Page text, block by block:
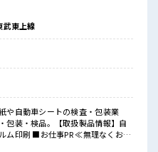
ト満喫！
だけど、
していきましょう！
！
武東上線
や自動車シートの検査・包装業
包装・検品。【取扱製品情報】自
無理なくお給
は月20時間未満で、 ほどよく稼げ